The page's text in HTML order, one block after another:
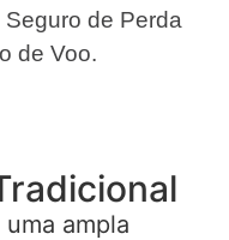
de Perda
de Voo.
ampla